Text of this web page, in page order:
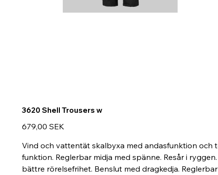
3620 Shell Trousers w
Hinta
679,00 SEK
Vind och vattentät skalbyxa med andasfunktion och
funktion. Reglerbar midja med spänne. Resår i
bättre rörelsefrihet. Benslut med dragkedja.